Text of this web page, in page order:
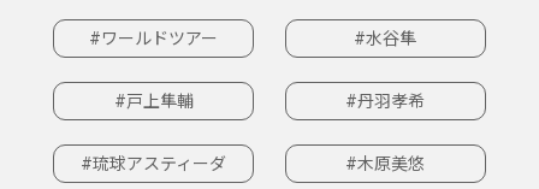
#ワールドツアー #水谷隼
#戸上隼輔 #丹羽孝希
#琉球アスティーダ #木原美悠